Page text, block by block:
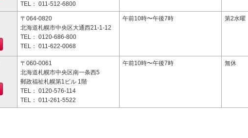
TEL： 011-512-6800
〒064-0820
北海道札幌市中央区大通西21-1-12
TEL： 0120-686-800
TEL： 011-622-0068
午前10時〜午後7時 第2水曜
〒060-0061
北海道札幌市中央区南一条西5
郵政福祉札幌第1ビル 1階
TEL： 0120-576-114
TEL： 011-261-5522
午前10時〜午後7時 無休